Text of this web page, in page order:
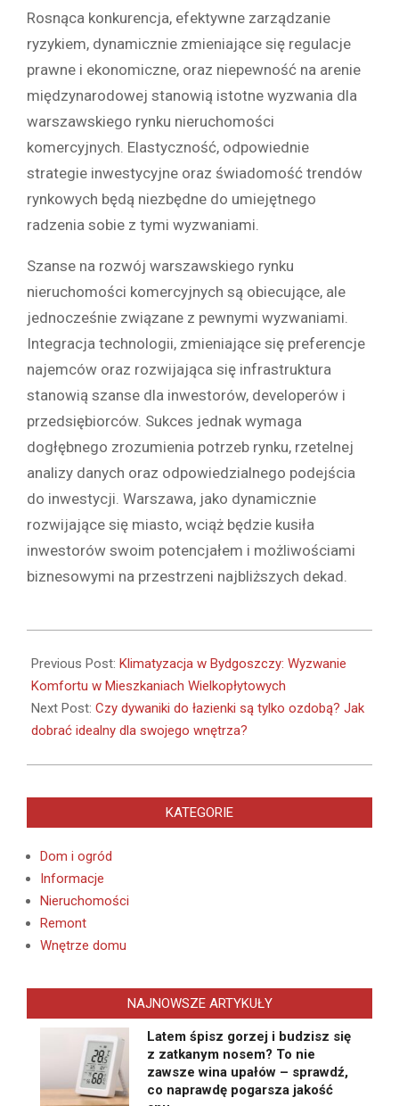
Rosnąca konkurencja, efektywne zarządzanie
ryzykiem, dynamicznie zmieniające się regulacje
prawne i ekonomiczne, oraz niepewność na arenie
międzynarodowej stanowią istotne wyzwania dla
warszawskiego rynku nieruchomości
komercyjnych. Elastyczność, odpowiednie
strategie inwestycyjne oraz świadomość trendów
rynkowych będą niezbędne do umiejętnego
radzenia sobie z tymi wyzwaniami.
Szanse na rozwój warszawskiego rynku
nieruchomości komercyjnych są obiecujące, ale
jednocześnie związane z pewnymi wyzwaniami.
Integracja technologii, zmieniające się preferencje
najemców oraz rozwijająca się infrastruktura
stanowią szanse dla inwestorów, developerów i
przedsiębiorców. Sukces jednak wymaga
dogłębnego zrozumienia potrzeb rynku, rzetelnej
analizy danych oraz odpowiedzialnego podejścia
do inwestycji. Warszawa, jako dynamicznie
rozwijające się miasto, wciąż będzie kusiła
inwestorów swoim potencjałem i możliwościami
biznesowymi na przestrzeni najbliższych dekad.
08-
31
Previous Post: Klimatyzacja w Bydgoszczy: Wyzwanie
Komfortu w Mieszkaniach Wielkopłytowych
Next Post: Czy dywaniki do łazienki są tylko ozdobą? Jak
dobrać idealny dla swojego wnętrza?
KATEGORIE
Dom i ogród
Informacje
Nieruchomości
Remont
Wnętrze domu
NAJNOWSZE ARTYKUŁY
Latem śpisz gorzej i budzisz się
z zatkanym nosem? To nie
zawsze wina upałów – sprawdź,
co naprawdę pogarsza jakość